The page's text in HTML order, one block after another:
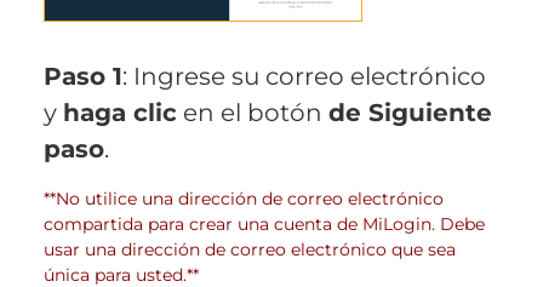
Paso 1: Ingrese su correo electrónico
y haga clic en el botón de Siguiente
paso.
**No utilice una dirección de correo electrónico
compartida para crear una cuenta de MiLogin. Debe
usar una dirección de correo electrónico que sea
única para usted.**